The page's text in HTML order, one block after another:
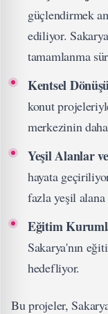
güçlendirmek
ediliyor.
tamamlanma
Kentsel
konut
merkezinin
Yeşil Alanlar
hayata
fazla yeşil
Eğitim
Sakarya'nın
hedefliyor.
Bu projeler,